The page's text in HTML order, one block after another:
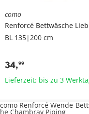
como
Renforcé Bettwäsche
BL 135|200 cm
34,99
Lieferzeit: bis zu 3
como Renforcé Wende-
he Chambray Piping